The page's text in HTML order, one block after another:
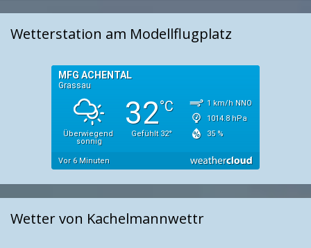
Wetterstation am Modellflugplatz
Wetter von Kachelmannwettr